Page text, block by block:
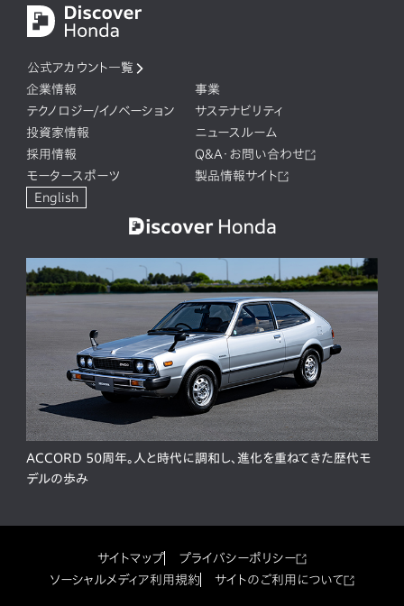
公式アカウント一覧
企業情報
事業
テクノロジー/イノベーション
サステナビリティ
投資家情報
ニュースルーム
採用情報
Q&A・お問い合わせ
モータースポーツ
製品情報サイト
English
ACCORD 50周年。人と時代に調和し、進化を重ねてきた歴代モ
デルの歩み
サイトマップ
プライバシーポリシー
ソーシャルメディア利用規約
サイトのご利用について